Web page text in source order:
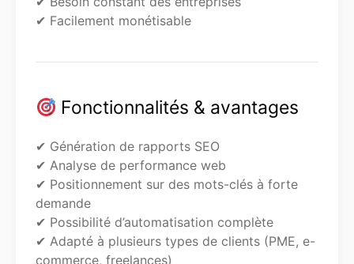
✔ Facilement monétisable
Fonctionnalités & avantages
✔ Génération de rapports SEO
✔ Analyse de performance web
✔ Positionnement sur des mots-clés à forte
demande
✔ Possibilité d’automatisation complète
✔ Adapté à plusieurs types de clients (PME, e-
commerce, freelances)